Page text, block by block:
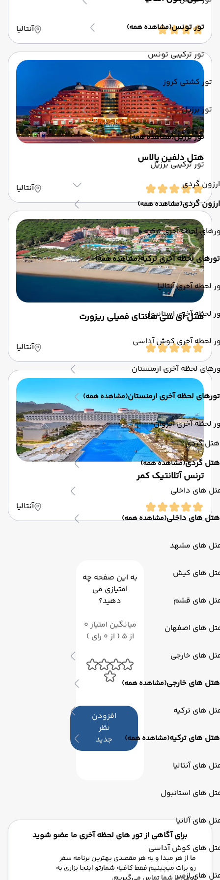
تور تونس(مشاهده همه)
تور ترکیبی تونس
تور کشتی کروز
تور برزیل
تور برزیل(مشاهده همه)
تور ترکیبی برزیل
ارزون گردی
ارزون گردی(مشاهده همه)
لحظه آخری ترکیه
تورهای لحظه آخری ترکیه(مشاهده همه)
لحظه آخری آنتالیا
لحظه آخری استانبول
لحظه آخری کوش آداسی
لحظه آخری ارمنستان
تورهای لحظه آخری ارمنستان(مشاهده همه)
لحظه آخری ایروان
هتل گردی
هتل گردی(مشاهده همه)
های داخلی
هتل های داخلی(مشاهده همه)
های مشهد
های کیش
های قشم
های اصفهان
های خارجی
هتل های خارجی(مشاهده همه)
های ترکیه
هتل های ترکیه(مشاهده همه)
های آنتالیا
های استانبول
های آلانیا
های کوش آداسی
های ازمیر
آنتالیا
هتل دلفین پالاس
آنتالیا
هتل آی سی سانتای فمیلی ریزورت
آنتالیا
ترنس آتلانتیک کمر
آنتالیا
به این صفحه چه
امتیازی می
دهید؟
میانگین امتیاز 0
از 5 ( از 0 رای )
افزودن
نظر
جدید
برای آگاهی از تور های لحظه آخری ما عضو شوید
ما از هر مبدا و به هر مقصدی بهترین برنامه سفر
رو برات میچینیم فقط کافیه شمارتو اینجا بزاری به